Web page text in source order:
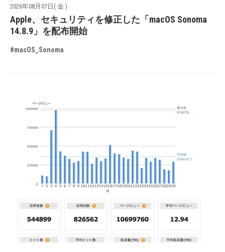
2026年08月07日( 金 )
Apple、セキュリティを修正した「macOS Sonoma
14.8.9」を配布開始
#macOS_Sonoma